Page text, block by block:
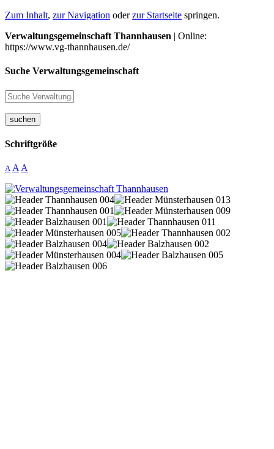
Zum Inhalt, zur Navigation oderzur Startseite springen.
Verwaltungsgemeinschaft Thannhausen | Online:
https://www.vg-thannhausen.de/
Suche Verwaltungsgemeinschaft
suchen
Schriftgröße
A A A